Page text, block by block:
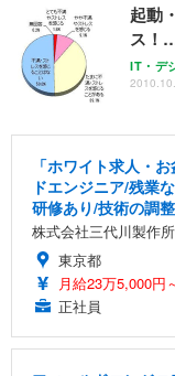
起動
ス！
IT・デ
「ホワイト求人・
ドエンジニア/残業
研修あり/技術の調
株式会社三代川製作所
東京都
月給23万5,000円
正社員